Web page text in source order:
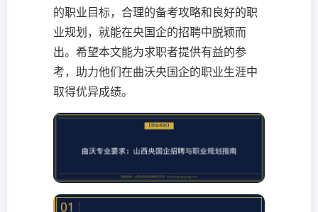
的职业目标，合理的备考攻略和良好的职
业规划，就能在央国企的招聘中脱颖而
出。希望本文能为求职者提供有益的参
考，助力他们在曲沃央国企的职业生涯中
取得优异成绩。